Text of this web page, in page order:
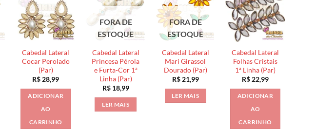
Cabedal Lateral
Cocar Perolado
(Par)
R$ 28,99
ADICIONAR
AO
CARRINHO
FORA DE
ESTOQUE
Cabedal Lateral
Princesa Pérola
e Furta-Cor 1ª
Linha (Par)
R$18,99
LER MAIS
FORA DE
ESTOQUE
Cabedal Lateral
Mari Girassol
Dourado (Par)
R$21,99
LER MAIS
Cabedal Lateral
Folhas Cristais
1ª Linha (Par)
R$22,99
ADICIONAR
AO
CARRINHO